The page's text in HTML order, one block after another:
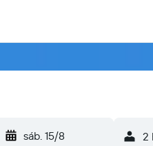
sáb. 15/8 2